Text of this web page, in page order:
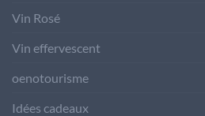
Vin Rosé
Vin effervescent
oenotourisme
Idées cadeaux